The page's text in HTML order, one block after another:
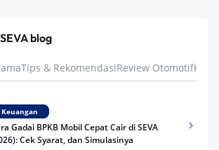
blog
Tips & RekomendasiReview Otomotif
Keuangan
Gadai BPKB Mobil Cepat Cair di SEVA
Cek Syarat, dan Simulasinya